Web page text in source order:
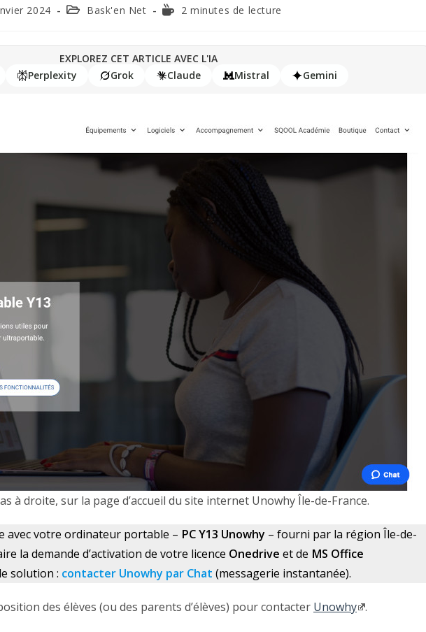
2024 Bask'en Net 2 minutes de lecture
EXPLOREZ CET ARTICLE AVEC L'IA
Perplexity Grok Claude Mistral Gemini
à droite, sur la page d’accueil du site internet Unowhy Île-de-France.
avec votre ordinateur portable – PC Y13 Unowhy – fourni par la région Île-de-
la demande d’activation de votre licence Onedrive et de MS Office
solution : contacter Unowhy par Chat (messagerie instantanée).
des élèves (ou des parents d’élèves) pour contacter Unowhy .